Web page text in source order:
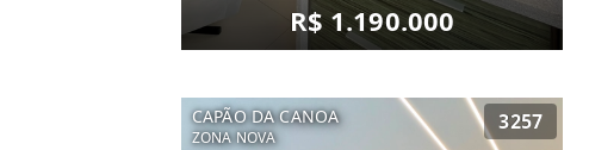
R$ 1.190.000
CAPÃO DA CANOA
ZONA NOVA
3257